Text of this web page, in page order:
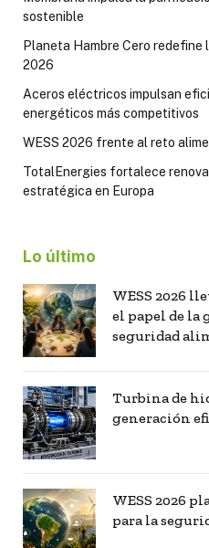
sostenible
Planeta Hambre Cero redefine
2026
Aceros eléctricos impulsan
energéticos más competitivos
WESS 2026 frente al reto
TotalEnergies fortalece
estratégica en Europa
Lo último
WESS 2026
el papel de la
seguridad
Turbina de
generación
WESS 2026
para la